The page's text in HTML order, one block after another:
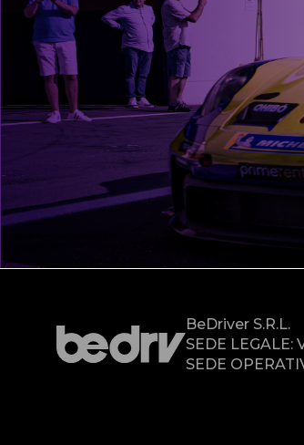
BeDriver S.r.l.
SEDE
SEDE